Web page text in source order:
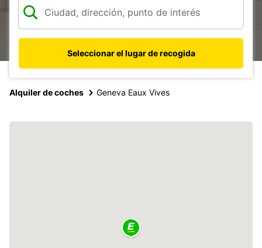
Seleccionar el lugar de recogida
Alquiler de coches Geneva Eaux Vives